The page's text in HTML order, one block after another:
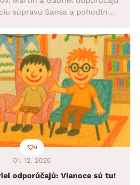
súpravu Sansa a pohodlné
múdro a s istotou
správnej voľby.
0
01. 12. 2025
odporúčajú: Vianoce sú tu!